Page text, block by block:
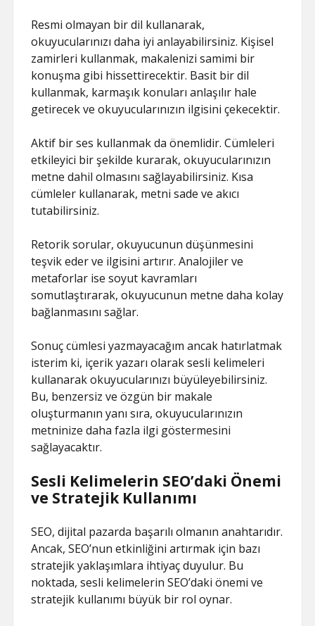
Resmi olmayan bir dil kullanarak,
okuyucularınızı daha iyi anlayabilirsiniz. Kişisel
zamirleri kullanmak, makalenizi samimi bir
konuşma gibi hissettirecektir. Basit bir dil
kullanmak, karmaşık konuları anlaşılır hale
getirecek ve okuyucularınızın ilgisini çekecektir.
Aktif bir ses kullanmak da önemlidir. Cümleleri
etkileyici bir şekilde kurarak, okuyucularınızın
metne dahil olmasını sağlayabilirsiniz. Kısa
cümleler kullanarak, metni sade ve akıcı
tutabilirsiniz.
Retorik sorular, okuyucunun düşünmesini
teşvik eder ve ilgisini artırır. Analojiler ve
metaforlar ise soyut kavramları
somutlaştırarak, okuyucunun metne daha kolay
bağlanmasını sağlar.
Sonuç cümlesi yazmayacağım ancak hatırlatmak
isterim ki, içerik yazarı olarak sesli kelimeleri
kullanarak okuyucularınızı büyüleyebilirsiniz.
Bu, benzersiz ve özgün bir makale
oluşturmanın yanı sıra, okuyucularınızın
metninize daha fazla ilgi göstermesini
sağlayacaktır.
Sesli Kelimelerin SEO’daki Önemi
ve Stratejik Kullanımı
SEO, dijital pazarda başarılı olmanın anahtarıdır.
Ancak, SEO’nun etkinliğini artırmak için bazı
stratejik yaklaşımlara ihtiyaç duyulur. Bu
noktada, sesli kelimelerin SEO’daki önemi ve
stratejik kullanımı büyük bir rol oynar.